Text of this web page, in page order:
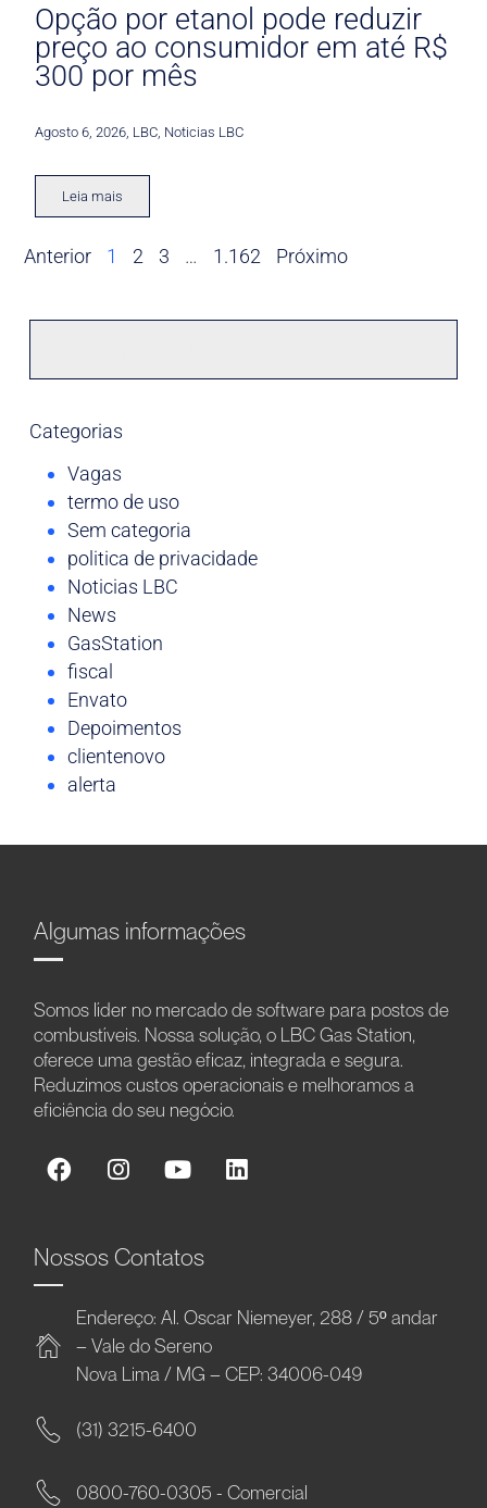
Opção por etanol pode reduzir
preço ao consumidor em até R$
300 por mês
Agosto 6, 2026 LBC Noticias LBC
Leia mais
Anterior 1 2 3 … 1.162 Próximo
Categorias
Vagas
termo de uso
Sem categoria
politica de privacidade
Noticias LBC
News
GasStation
fiscal
Envato
Depoimentos
clientenovo
alerta
Algumas informações
Somos líder no mercado de software para postos de
combustíveis. Nossa solução, o LBC Gas Station,
oferece uma gestão eficaz, integrada e segura.
Reduzimos custos operacionais e melhoramos a
eficiência do seu negócio.
Nossos Contatos
Endereço: Al. Oscar Niemeyer, 288 / 5º andar
– Vale do Sereno
Nova Lima / MG – CEP: 34006-049
(31) 3215-6400
0800-760-0305 - Comercial